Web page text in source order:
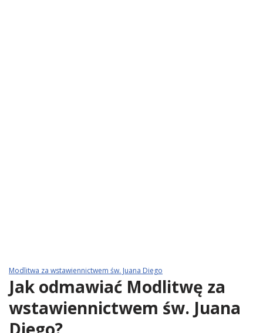
Modlitwa za wstawiennictwem św. Juana Diego
Jak odmawiać Modlitwę za
wstawiennictwem św. Juana